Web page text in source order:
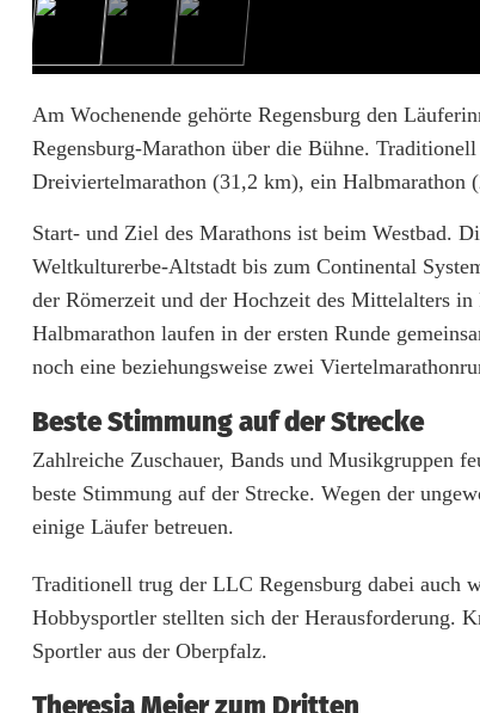
e
r
a
u
d
e
r
o
r
d
b
e
r
Am Wochenende gehörte Regensburg den
Regensburg-Marathon über die Bühne.
Dreiviertelmarathon (31,2 km), ein
Start- und Ziel des Marathons ist beim Westbad.
Weltkulturerbe-Altstadt bis zum Continental
der Römerzeit und der Hochzeit des Mittelalters
Halbmarathon laufen in der ersten Runde
noch eine beziehungsweise zwei
Beste Stimmung auf der Strecke
Zahlreiche Zuschauer, Bands und Musikgruppen
beste Stimmung auf der Strecke. Wegen der
einige Läufer betreuen.
Traditionell trug der LLC Regensburg dabei auch
Hobbysportler stellten sich der Herausforderung.
Sportler aus der Oberpfalz.
Theresia Meier zum Dritten